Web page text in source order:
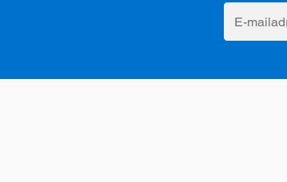
E-
mailadres